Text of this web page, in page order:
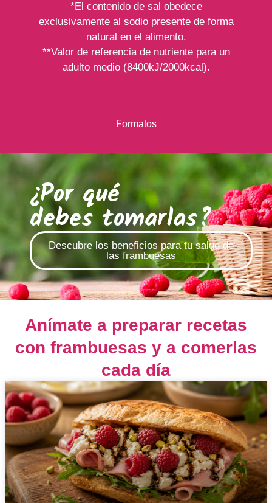
Formatos
*El contenido de sal obedece
exclusivamente al sodio presente de forma
natural en el alimento.
**Valor de referencia de nutriente para un
adulto medio (8400kJ/2000kcal).
¿Por qué
debes tomarlas?
Descubre los beneficios para tu salud de
las frambuesas
Anímate a preparar recetas
con frambuesas y a comerlas
cada día